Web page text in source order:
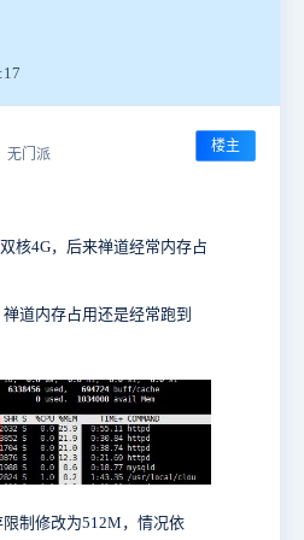
无门派 楼主
核4G，后来禅道经常内存占
道内存占用还是经常跑到
制修改为512M，情况依